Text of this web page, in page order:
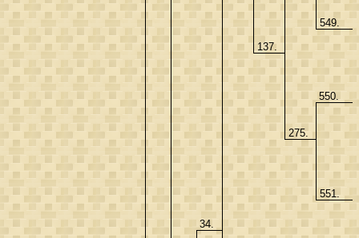
34.
137.
549.
275.
550.
551.